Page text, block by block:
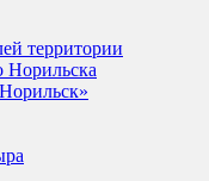
территории
Норильска